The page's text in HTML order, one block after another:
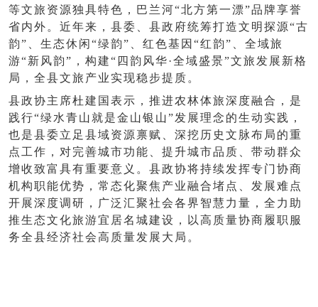
等文旅资源独具特色，巴兰河“北方第一漂”品牌享誉
省内外。近年来，县委、县政府统筹打造文明探源“古
韵”、生态休闲“绿韵”、红色基因“红韵”、全域旅
游“新风韵”，构建“四韵风华·全域盛景”文旅发展新格
局，全县文旅产业实现稳步提质。
县政协主席杜建国表示，推进农林体旅深度融合，是
践行“绿水青山就是金山银山”发展理念的生动实践，
也是县委立足县域资源禀赋、深挖历史文脉布局的重
点工作，对完善城市功能、提升城市品质、带动群众
增收致富具有重要意义。县政协将持续发挥专门协商
机构职能优势，常态化聚焦产业融合堵点、发展难点
开展深度调研，广泛汇聚社会各界智慧力量，全力助
推生态文化旅游宜居名城建设，以高质量协商履职服
务全县经济社会高质量发展大局。